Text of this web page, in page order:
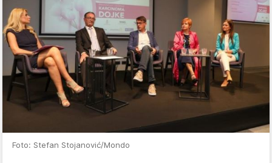
Foto: Stefan Stojanović/Mondo